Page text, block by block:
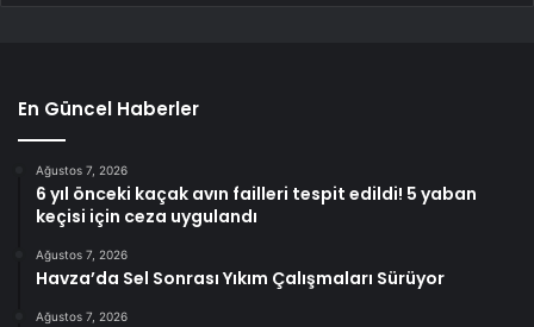
En Güncel Haberler
Ağustos 7, 2026
6 yıl önceki kaçak avın failleri tespit edildi! 5 yaban
keçisi için ceza uygulandı
Ağustos 7, 2026
Havza’da Sel Sonrası Yıkım Çalışmaları Sürüyor
Ağustos 7, 2026